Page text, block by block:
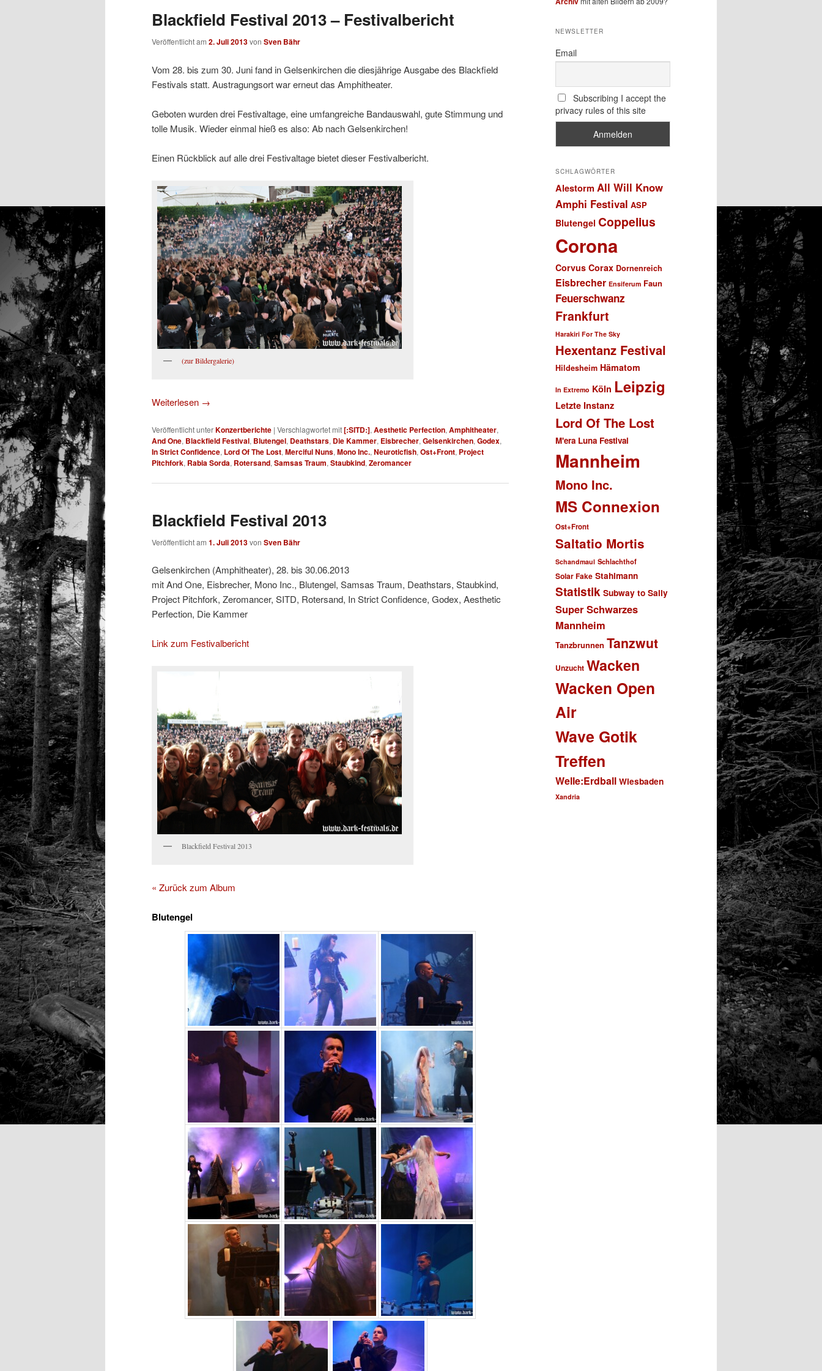
Blackfield Festival 2013 – Festivalbericht
Veröffentlicht am 2. Juli 2013von Sven Bähr
Vom 28. bis zum 30. Juni fand in Gelsenkirchen die diesjährige Ausgabe des Blackfield
Festivals statt. Austragungsort war erneut das Amphitheater.
Geboten wurden drei Festivaltage, eine umfangreiche Bandauswahl, gute Stimmung und
tolle Musik. Wieder einmal hieß es also: Ab nach Gelsenkirchen!
Einen Rückblick auf alle drei Festivaltage bietet dieser Festivalbericht.
(zur Bildergalerie)
Weiterlesen →
Veröffentlicht unterKonzertberichte | Verschlagwortet mit[:SITD:], Aesthetic Perfection, Amphitheater,
And One, Blackfield Festival, Blutengel, Deathstars, Die Kammer, Eisbrecher, Gelsenkirchen, Godex,
In Strict Confidence, Lord Of The Lost, Merciful Nuns, Mono Inc., Neuroticfish, Ost+Front, Project
Pitchfork, Rabia Sorda, Rotersand, Samsas Traum, Staubkind, Zeromancer
Blackfield Festival 2013
Veröffentlicht am 1. Juli 2013von Sven Bähr
Gelsenkirchen (Amphitheater), 28. bis 30.06.2013
mit And One, Eisbrecher, Mono Inc., Blutengel, Samsas Traum, Deathstars, Staubkind,
Project Pitchfork, Zeromancer, SITD, Rotersand, In Strict Confidence, Godex, Aesthetic
Perfection, Die Kammer
Link zum Festivalbericht
Blackfield Festival 2013
« Zurück zum Album
Blutengel
NEWSLETTER
Email
Subscribing I accept the
privacy rules of this site
SCHLAGWÖRTER
Alestorm All Will Know
Amphi Festival ASP
Blutengel Coppelius
Corona
Corvus Corax Dornenreich
Eisbrecher Ensiferum Faun
Feuerschwanz
Frankfurt
Harakiri For The Sky
Hexentanz Festival
Hildesheim Hämatom
In Extremo Köln Leipzig
Letzte Instanz
Lord Of The Lost
M'era Luna Festival
Mannheim
Mono Inc.
MS Connexion
Ost+Front
Saltatio Mortis
Schandmaul Schlachthof
Solar Fake Stahlmann
Statistik Subway to Sally
Super Schwarzes
Mannheim
Tanzbrunnen Tanzwut
Unzucht Wacken
Wacken Open
Air
Wave Gotik
Treffen
Welle:Erdball Wiesbaden
Xandria